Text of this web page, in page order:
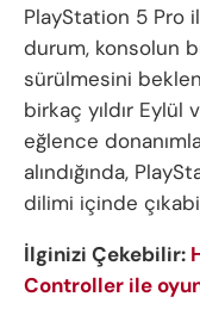
PlayStation 5 Pro
durum, konsolun
sürülmesini
birkaç yıldır Eylül
eğlence
alındığında,
dilimi içinde
İlginizi Çekebilir:
Controller ile